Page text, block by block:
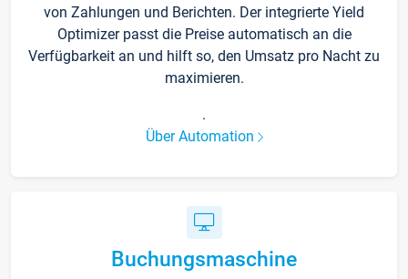
von Zahlungen und Berichten. Der integrierte Yield
Optimizer passt die Preise automatisch an die
Verfügbarkeit an und hilft so, den Umsatz pro Nacht zu
maximieren.
.
Über Automation
Buchungsmaschine